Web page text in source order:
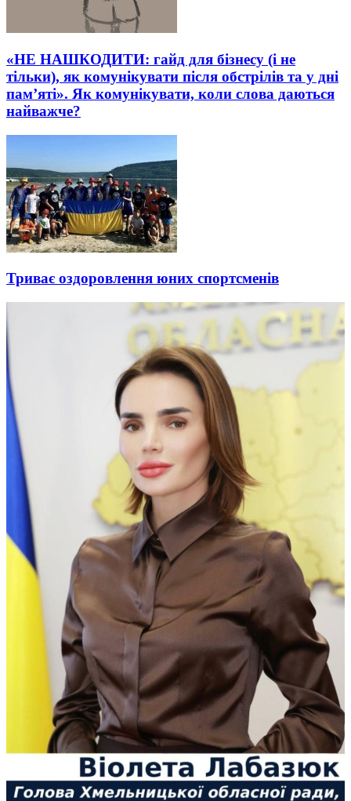
«НЕ НАШКОДИТИ: гайд для бізнесу (і не
тільки), як комунікувати після обстрілів та у дні
пам’яті». Як комунікувати, коли слова даються
найважче?
Триває оздоровлення юних спортсменів